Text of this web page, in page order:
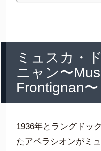
ミュスカ・
ニャン〜
Frontignan〜
1936年とラングドッ
たアペラシオンがミ